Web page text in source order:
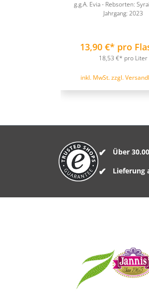
g.g.A. Evia - Rebsorten:
Jahrgang: 2023
13,90 €* pro
18,53 €* pro Liter
inkl. MwSt. zzgl.
Über
Lieferung